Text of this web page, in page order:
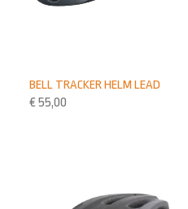
BELL TRACKER HELM LEAD
€ 55,00